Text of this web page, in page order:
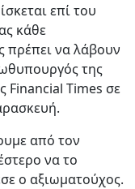
επί του
κάθε
πρέπει να λάβουν
της
Financial Times σε
από τον
να το
ο αξιωματούχος.